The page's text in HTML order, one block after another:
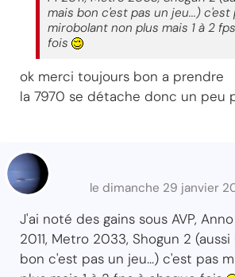
mais bon c'est pas un jeu...) c'est
mirobolant non plus mais 1 à 2
fois
ok merci toujours bon a prendre
la 7970 se détache donc un peu
le dimanche 29 janvier
J'ai noté des gains sous AVP, Anno
2011, Metro 2033, Shogun 2
bon c'est pas un jeu...) c'est pas